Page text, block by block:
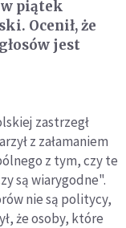
w piątek
Ocenił, że
jest
zastrzegł
z załamaniem
z tym, czy te
są wiarygodne".
nie są politycy,
że osoby, które